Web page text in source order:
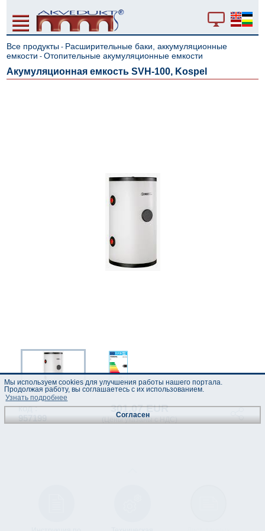
Все продукты - Расширительные баки, аккумуляционные
емкости -Отопительные акумуляционные емкости
Акумуляционная емкость SVH-100, Kospel
код :
957199
301.07 EUR
(Цены указаны с НДС)
Мы используем cookies для улучшения работы нашего портала.
Продолжая работу, вы соглашаетесь с их использованием.
Узнать подробнее
Согласен